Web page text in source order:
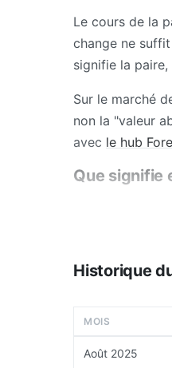
Le cours de la
change ne
signifie la
Sur le marché
non la "valeur
avec le hub
Que signifie
combien
Quand la paire
Le forex est
politiques
Historique
MOIS
Août 2025